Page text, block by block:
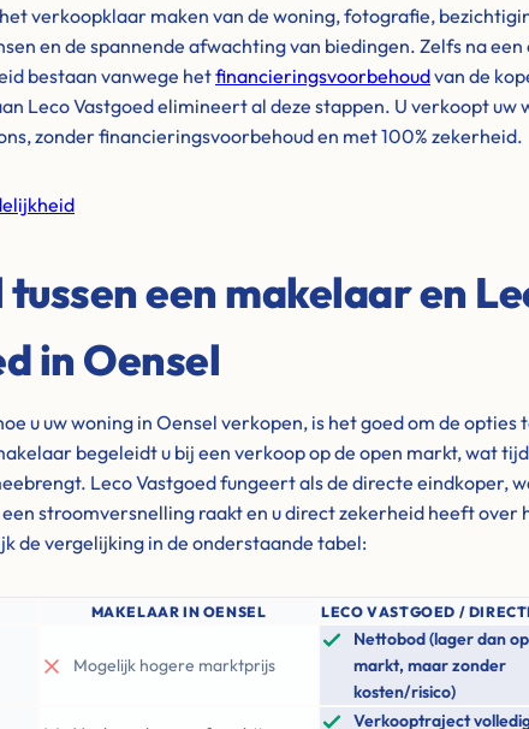
verkoopklaar maken van de woning, fotografie,
en de spannende afwachting van biedingen. Zelfs na een
bestaan vanwege hetfinancieringsvoorbehoudvan de
Leco Vastgoed elimineert al deze stappen. U verkoopt uw
zonder financieringsvoorbehoud en met 100% zekerheid.
een makelaar en
in Oensel
u uw woning in Oensel verkopen, is het goed om de opties
begeleidt u bij een verkoop op de open markt, wat
Leco Vastgoed fungeert als de directe eindkoper,
stroomversnelling raakt en u direct zekerheid heeft over
de vergelijking in de onderstaande tabel:
MAKELAAR IN OENSEL LECO VASTGOED /
Mogelijk hogere marktprijs
Nettobod (lager dan
markt, maar zonder
kosten/risico)
Verkooptraject